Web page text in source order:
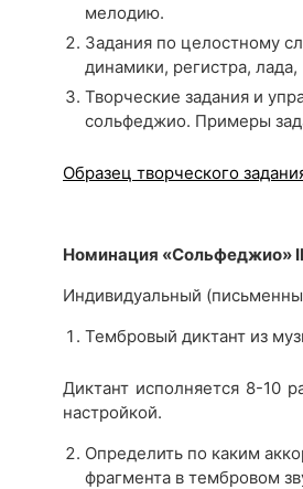
мелодию.
Задания по целостному
динамики, регистра,
Творческие задания и
сольфеджио. Примеры
Образец творческого
Номинация «Сольфеджио» II
Индивидуальный
Тембровый диктант из
Диктант исполняется 8-10
настройкой.
Определить по каким
фрагмента в тембровом